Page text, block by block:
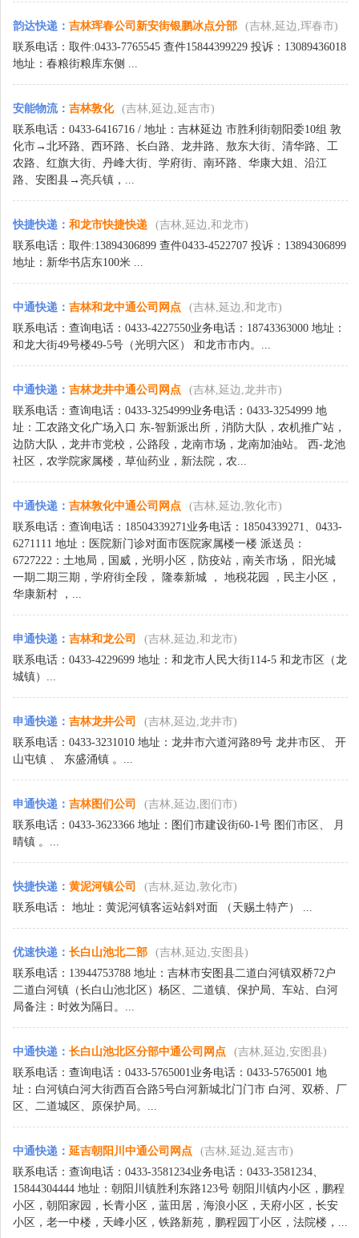
韵达快递 ： 吉林珲春公司新安街银鹏冰点分部
(吉林,延边,珲春市)
联系电话：取件:0433-7765545 查件15844399229 投诉：13089436018
地址：春粮街粮库东侧 ...
安能物流： 吉林敦化
(吉林,延边,延吉市)
联系电话：0433-6416716 / 地址：吉林延边 市胜利街朝阳委10组 敦
化市→北环路、西环路、长白路、龙井路、敖东大街、清华路、工
农路、红旗大街、丹峰大街、学府街、南环路、华康大姐、沿江
路、安图县→亮兵镇，...
快捷快递 ： 和龙市快捷快递
(吉林,延边,和龙市)
联系电话：取件:13894306899 查件0433-4522707 投诉：13894306899
地址：新华书店东100米 ...
中通快递 ： 吉林和龙中通公司网点
(吉林,延边,和龙市)
联系电话：查询电话：0433-4227550业务电话：18743363000 地址：
和龙大街49号楼49-5号（光明六区） 和龙市市内。...
中通快递 ： 吉林龙井中通公司网点
(吉林,延边,龙井市)
联系电话：查询电话：0433-3254999业务电话：0433-3254999 地
址：工农路文化广场入口 东-智新派出所，消防大队，农机推广站，
边防大队，龙井市党校，公路段，龙南市场，龙南加油站。 西-龙池
社区，农学院家属楼，草仙药业，新法院，农...
中通快递 ： 吉林敦化中通公司网点
(吉林,延边,敦化市)
联系电话：查询电话：18504339271业务电话：18504339271、0433-
6271111 地址：医院新门诊对面市医院家属楼一楼 派送员：
6727222：土地局，国威，光明小区，防疫站，南关市场， 阳光城
一期二期三期，学府街全段， 隆泰新城 ， 地税花园 ，民主小区，
华康新村 ，...
申通快递 ： 吉林和龙公司
(吉林,延边,和龙市)
联系电话：0433-4229699 地址：和龙市人民大街114-5 和龙市区（龙
城镇）...
申通快递 ： 吉林龙井公司
(吉林,延边,龙井市)
联系电话：0433-3231010 地址：龙井市六道河路89号 龙井市区、 开
山屯镇 、 东盛涌镇 。...
申通快递 ： 吉林图们公司
(吉林,延边,图们市)
联系电话：0433-3623366 地址：图们市建设街60-1号 图们市区、 月
晴镇 。...
快捷快递 ： 黄泥河镇公司
(吉林,延边,敦化市)
联系电话： 地址：黄泥河镇客运站斜对面 （天赐土特产） ...
优速快递 ： 长白山池北二部
(吉林,延边,安图县)
联系电话：13944753788 地址：吉林市安图县二道白河镇双桥72户
二道白河镇（长白山池北区）杨区、二道镇、保护局、车站、白河
局备注：时效为隔日。...
中通快递 ： 长白山池北区分部中通公司网点
(吉林,延边,安图县)
联系电话：查询电话：0433-5765001业务电话：0433-5765001 地
址：白河镇白河大街西百合路5号白河新城北门门市 白河、双桥、厂
区、二道城区、原保护局。...
中通快递 ： 延吉朝阳川中通公司网点
(吉林,延边,延吉市)
联系电话：查询电话：0433-3581234业务电话：0433-3581234、
15844304444 地址：朝阳川镇胜利东路123号 朝阳川镇内小区，鹏程
小区，朝阳家园，长青小区，蓝田居，海浪小区，天府小区，长安
小区，老一中楼，天峰小区，铁路新苑，鹏程园丁小区，法院楼，...